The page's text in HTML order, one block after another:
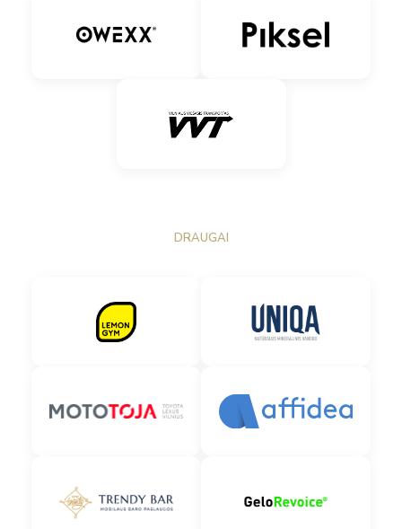
DRAUGAI